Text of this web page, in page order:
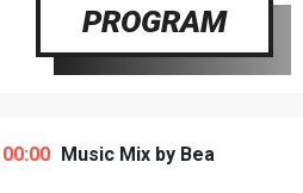
PROGRAM
00:00 Music Mix by Bea